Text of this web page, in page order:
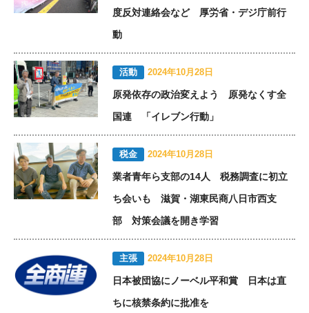
度反対連絡会など 厚労省・デジ庁前行
動
活動 2024年10月28日
原発依存の政治変えよう 原発なくす全
国連 「イレブン行動」
税金 2024年10月28日
業者青年ら支部の14人 税務調査に初立
ち会いも 滋賀・湖東民商八日市西支
部 対策会議を開き学習
主張 2024年10月28日
日本被団協にノーベル平和賞 日本は直
ちに核禁条約に批准を